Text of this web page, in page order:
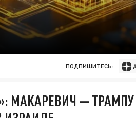
ПОДПИШИТЕСЬ:
МАКАРЕВИЧ — ТРАМПУ